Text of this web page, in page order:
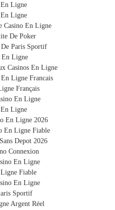
BibeliB sur le site
smartphone en flashant
égaré - comme 30 millions
identifie immédiatement
bagages perdus et vous
email et par sms.
vous restitue votre bagage.
des valises qui vont en
60 à 86 cm).
contre les rayures et les
légers.
polluante du plastique, la
et le
durable.
Ligne
Ligne
Casino En Ligne
De Poker
Paris Sportif
En Ligne
Casinos En Ligne
Ligne Francais
Français
En Ligne
Ligne
En Ligne 2026
En Ligne Fiable
Depot 2026
Connexion
En Ligne
Fiable
En Ligne
Sportif
Argent Réel